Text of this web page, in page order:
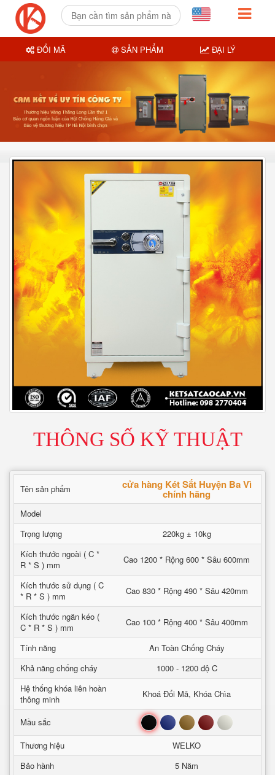
THÔNG SỐ KỸ THUẬT
Tên sản phẩm cửa hàng Két Sắt Huyện Ba Vì
chính hãng
Model
Trọng lượng
220kg ± 10kg
Kích thước ngoài ( C *
R * S ) mm
Cao 1200 * Rộng 600 * Sâu 600mm
Kích thước sử dụng ( C
* R * S ) mm
Cao 830 * Rộng 490 * Sâu 420mm
Kích thước ngăn kéo (
C * R * S ) mm
Cao 100 * Rộng 400 * Sâu 400mm
Tính năng
An Toàn Chống Cháy
Khả năng chống cháy
1000 - 1200 độ C
Hệ thống khóa liên hoàn
thông minh
Khoá Đổi Mã, Khóa Chìa
Mầu sắc Đen Xanh Nâu Đỏ Trắng
Thương hiệu
WELKO
Bảo hành
5 Năm
ĐỔI MÃ SẢN PHẨM ĐẠI LÝ